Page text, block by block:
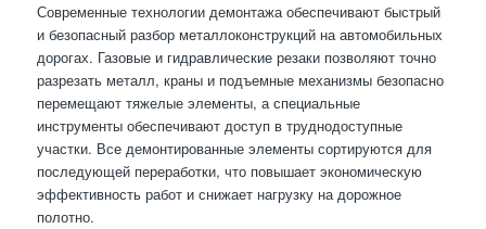
Современные технологии демонтажа обеспечивают быстрый
и безопасный разбор металлоконструкций на автомобильных
дорогах. Газовые и гидравлические резаки позволяют точно
разрезать металл, краны и подъемные механизмы безопасно
перемещают тяжелые элементы, а специальные
инструменты обеспечивают доступ в труднодоступные
участки. Все демонтированные элементы сортируются для
последующей переработки, что повышает экономическую
эффективность работ и снижает нагрузку на дорожное
полотно.